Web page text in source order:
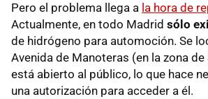
Pero el problema llega a la hora de
Actualmente, en todo Madrid sólo
de hidrógeno para automoción. Se
Avenida de Manoteras (en la zona de
está abierto al público, lo que hace
una autorización para acceder a él.